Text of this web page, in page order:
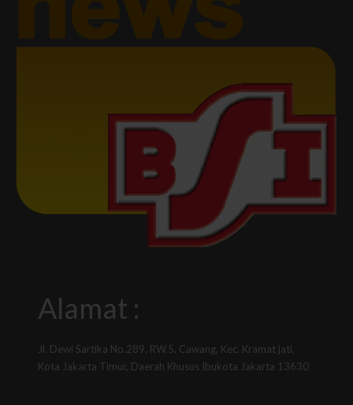
Alamat :
Jl. Dewi Sartika No.289, RW.5, Cawang, Kec. Kramat jati,
Kota Jakarta Timur, Daerah Khusus Ibukota Jakarta 13630